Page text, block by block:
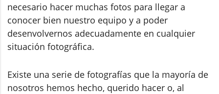
necesario hacer muchas fotos para llegar a
conocer bien nuestro equipo y a poder
desenvolvernos adecuadamente en cualquier
situación fotográfica.
Existe una serie de fotografías que la mayoría de
nosotros hemos hecho, querido hacer o, al